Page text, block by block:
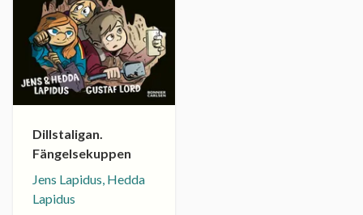
Dillstaligan.
Fängelsekuppen
Jens Lapidus, Hedda
Lapidus